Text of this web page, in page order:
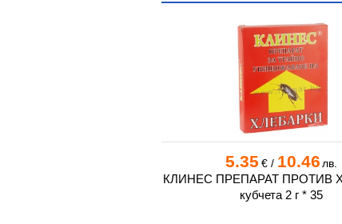
5.35 €/ 10.46 лв.
КЛИНЕС ПРЕПАРАТ ПРОТИВ
кубчета 2 г * 35